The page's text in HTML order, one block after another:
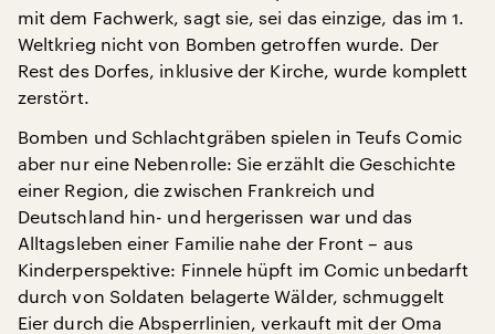
mit dem Fachwerk, sagt sie, sei das einzige, das im 1.
Weltkrieg nicht von Bomben getroffen wurde. Der
Rest des Dorfes, inklusive der Kirche, wurde komplett
zerstört.
Bomben und Schlachtgräben spielen in Teufs Comic
aber nur eine Nebenrolle: Sie erzählt die Geschichte
einer Region, die zwischen Frankreich und
Deutschland hin- und hergerissen war und das
Alltagsleben einer Familie nahe der Front – aus
Kinderperspektive: Finnele hüpft im Comic unbedarft
durch von Soldaten belagerte Wälder, schmuggelt
Eier durch die Absperrlinien, verkauft mit der Oma